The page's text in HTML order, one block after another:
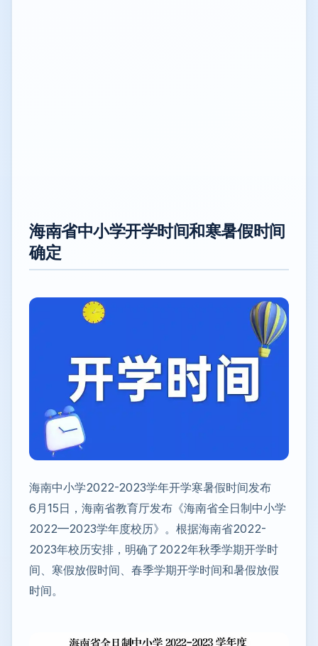
海南省中小学开学时间和寒暑假时间
确定
海南中小学2022-2023学年开学寒暑假时间发布
6月15日，海南省教育厅发布《海南省全日制中小学
2022—2023学年度校历》。根据海南省2022-
2023年校历安排，明确了2022年秋季学期开学时
间、寒假放假时间、春季学期开学时间和暑假放假
时间。